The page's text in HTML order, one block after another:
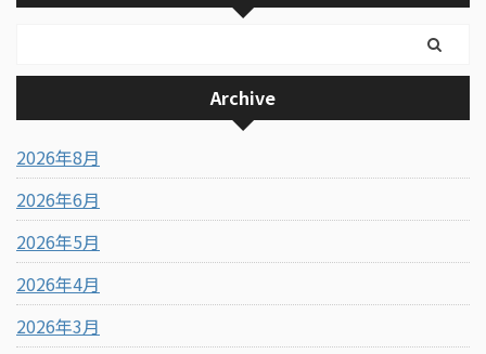
Archive
2026年8月
2026年6月
2026年5月
2026年4月
2026年3月